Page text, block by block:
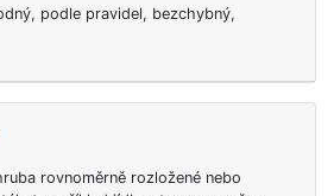
podle pravidel, bezchybný,
rovnoměrně rozložené nebo